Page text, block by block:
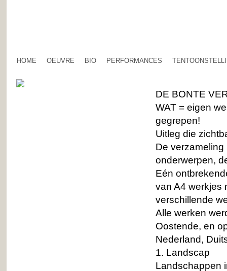
HOME OEUVRE BIO PERFORMANCES
DE BONTE
WAT = eigen
gegrepen!
Uitleg die
De
onderwerpen,
Eén
van A4 werkjes
verschillende
Alle werken
Oostende, en
Nederland,
1. Landscap
Landschappen